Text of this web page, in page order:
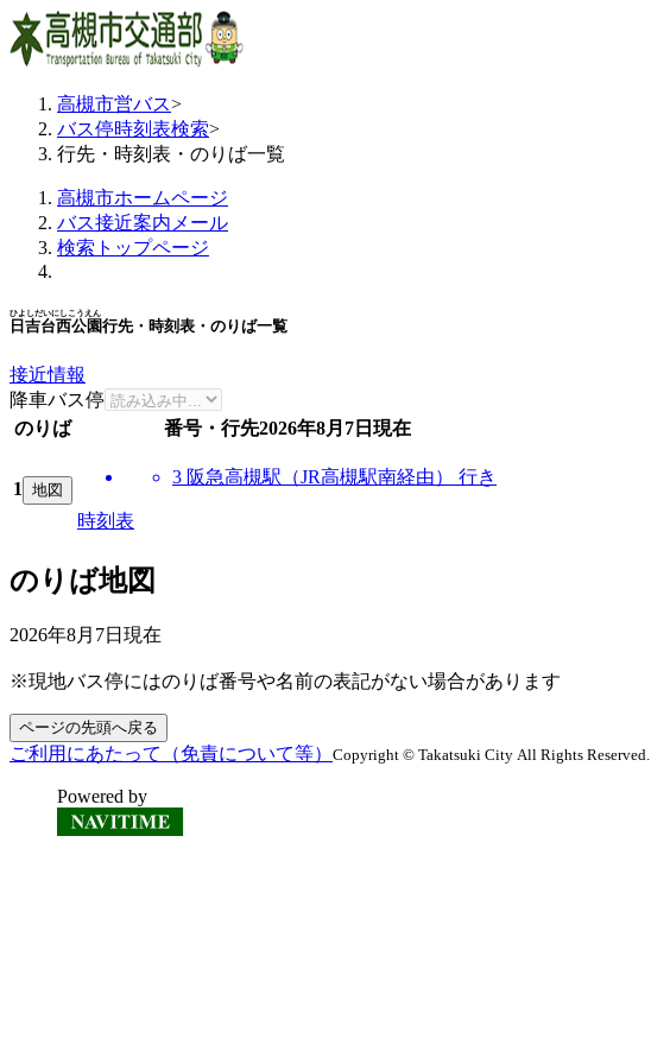
高槻市営バス>
バス停時刻表検索>
行先・時刻表・のりば一覧
高槻市ホームページ
バス接近案内メール
検索トップページ
日吉台西公園
ひよしだいにしこうえん
行先・時刻表・のりば一覧
接近情報
降車バス停
のりば
番号・行先2026年8月7日 現在
1 地図
3 阪急高槻駅（JR高槻駅南経由） 行き
時刻表
のりば地図
2026年8月7日 現在
※現地バス停にはのりば番号や名前の表記がない場合があります
ページの先頭へ戻る
ご利用にあたって（免責について等） Copyright © Takatsuki City All Rights Reserved.
Powered by